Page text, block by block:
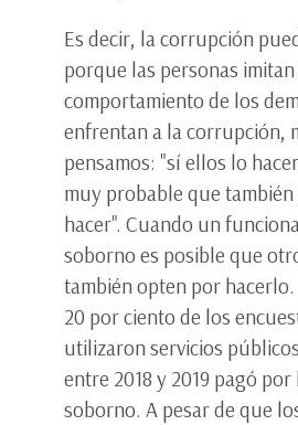
Es decir, la corrupción
porque las personas
comportamiento de los
enfrentan a la corrupción,
pensamos: "sí ellos lo
muy probable que
hacer". Cuando un
soborno es posible que
también opten por
20 por ciento de los
utilizaron servicios
entre 2018 y 2019 pagó
soborno. A pesar de que